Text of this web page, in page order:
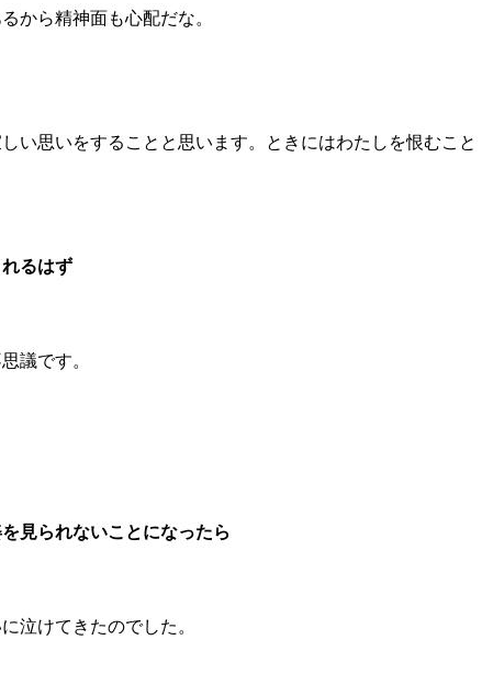
から精神面も心配だな。
い思いをすることと思います。ときにはわたしを恨むこと
るはず
議です。
見られないことになったら
泣けてきたのでした。